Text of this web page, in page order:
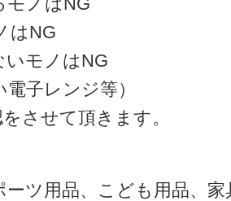
はNG
いモノはNG
子レンジ等）
させて頂きます。
ツ用品、こども用品、家